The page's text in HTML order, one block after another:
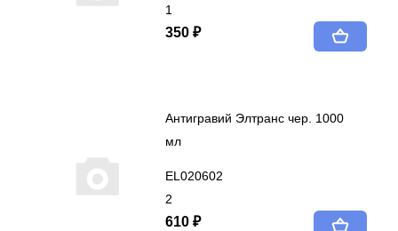
1
350 ₽
Антигравий Элтранс чер. 1000
мл
EL020602
2
610 ₽